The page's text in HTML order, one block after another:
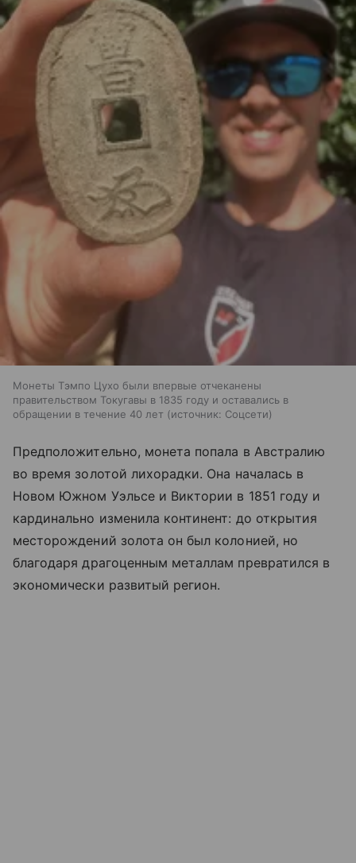
Монеты Тэмпо Цухо были впервые отчеканены
правительством Токугавы в 1835 году и оставались в
обращении в течение 40 лет
источник: Соцсети
Предположительно, монета попала в Австралию
во время золотой лихорадки. Она началась в
Новом Южном Уэльсе и Виктории в 1851 году и
кардинально изменила континент: до открытия
месторождений золота он был колонией, но
благодаря драгоценным металлам превратился в
экономически развитый регион.